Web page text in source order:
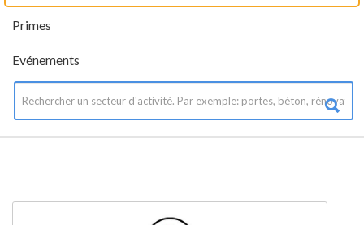
Evénements
Primes